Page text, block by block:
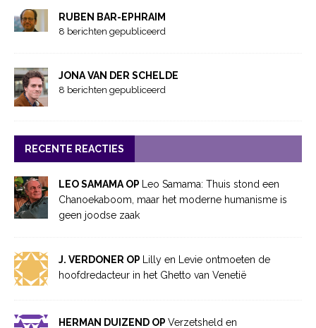
RUBEN BAR-EPHRAIM
8 berichten gepubliceerd
JONA VAN DER SCHELDE
8 berichten gepubliceerd
RECENTE REACTIES
LEO SAMAMA OP Leo Samama: Thuis stond een
Chanoekaboom, maar het moderne humanisme is
geen joodse zaak
J. VERDONER OP Lilly en Levie ontmoeten de
hoofdredacteur in het Ghetto van Venetië
HERMAN DUIZEND OP Verzetsheld en